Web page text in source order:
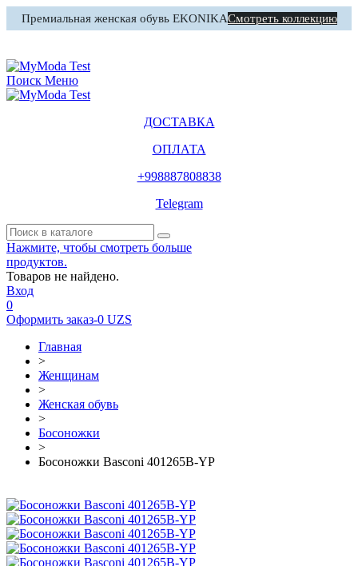
Премиальная женская обувь EKONIKAСмотреть коллекцию
Поиск Меню
ДОСТАВКА
ОПЛАТА
+998887808838
Telegram
Нажмите, чтобы смотреть больше
продуктов.
Товаров не найдено.
Вход
0
Оформить заказ-0 UZS
Главная
>
Женщинам
>
Женская обувь
>
Босоножки
>
Босоножки Basconi 401265B-YP